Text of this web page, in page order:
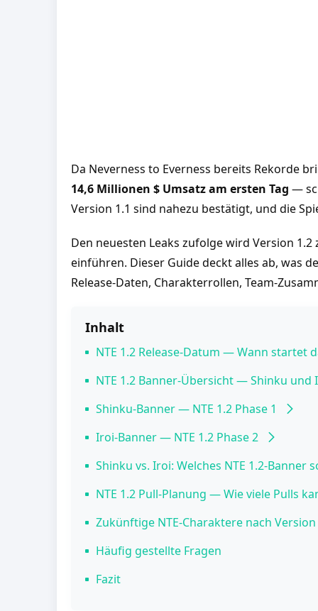
Da Neverness to Everness bereits Rekorde
14,6 Millionen $ Umsatz am ersten Tag —
Version 1.1 sind nahezu bestätigt, und die
Den neuesten Leaks zufolge wird Version
einführen. Dieser Guide deckt alles ab, was
Release-Daten, Charakterrollen, Team-
Inhalt
NTE 1.2 Release-Datum — Wann startet
NTE 1.2 Banner-Übersicht — Shinku und
Shinku-Banner — NTE 1.2 Phase 1
Shinku Charakter-Übersicht
Iroi-Banner — NTE 1.2 Phase 2
Iroi Charakter-Übersicht
Shinku vs. Iroi: Welches NTE 1.2-Banner
Pull-Empfehlung nach Spielertyp
NTE 1.2 Pull-Planung — Wie viele Pulls
Ressourcen-Tipps
Zukünftige NTE-Charaktere nach Version
Häufig gestellte Fragen
Fazit